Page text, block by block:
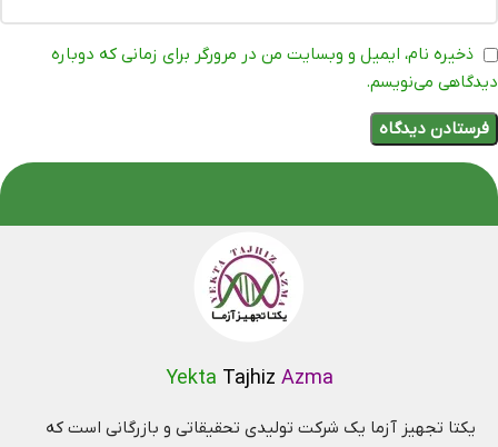
ذخیره نام، ایمیل و وبسایت من در مرورگر برای زمانی که دوباره
دیدگاهی می‌نویسم.
Yekta Tajhiz Azma
یکتا تجهیز آزما یک شرکت تولیدی تحقیقاتی و بازرگانی است که